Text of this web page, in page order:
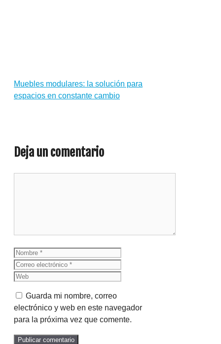
Muebles modulares: la solución para
espacios en constante cambio
Deja un comentario
Nombre
Guarda mi nombre, correo
electrónico y web en este navegador
para la próxima vez que comente.